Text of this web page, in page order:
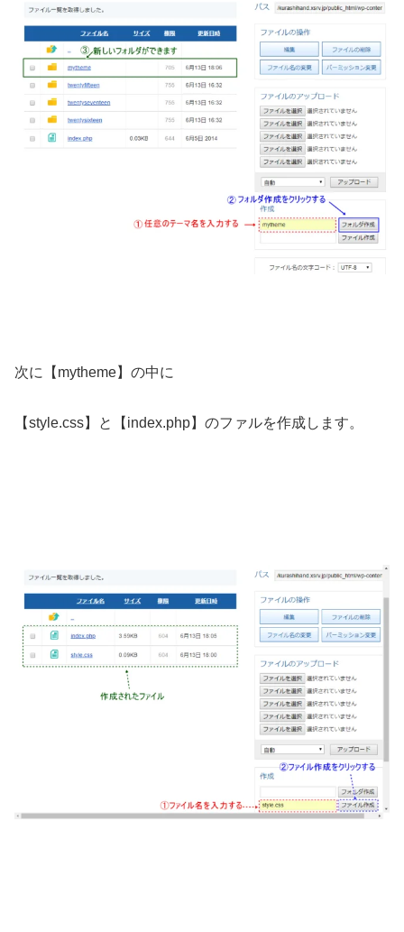
次に【mytheme】の中に
【style.css】と【index.php】のファルを作成します。